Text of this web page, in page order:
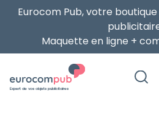
Eurocom Pub, votre
Maquette en ligne +
Expert de vos objets publicitaires